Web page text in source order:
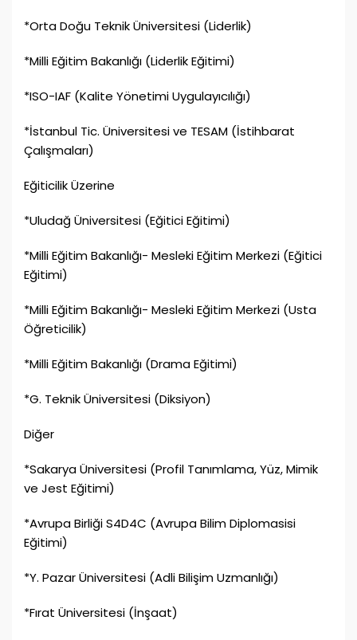
*Orta Doğu Teknik Üniversitesi (Liderlik)
*Milli Eğitim Bakanlığı (Liderlik Eğitimi)
*ISO-IAF (Kalite Yönetimi Uygulayıcılığı)
*İstanbul Tic. Üniversitesi ve TESAM (İstihbarat
Çalışmaları)
Eğiticilik Üzerine
*Uludağ Üniversitesi (Eğitici Eğitimi)
*Milli Eğitim Bakanlığı- Mesleki Eğitim Merkezi (Eğitici
Eğitimi)
*Milli Eğitim Bakanlığı- Mesleki Eğitim Merkezi (Usta
Öğreticilik)
*Milli Eğitim Bakanlığı (Drama Eğitimi)
*G. Teknik Üniversitesi (Diksiyon)
Diğer
*Sakarya Üniversitesi (Profil Tanımlama, Yüz, Mimik
ve Jest Eğitimi)
*Avrupa Birliği S4D4C (Avrupa Bilim Diplomasisi
Eğitimi)
*Y. Pazar Üniversitesi (Adli Bilişim Uzmanlığı)
*Fırat Üniversitesi (İnşaat)